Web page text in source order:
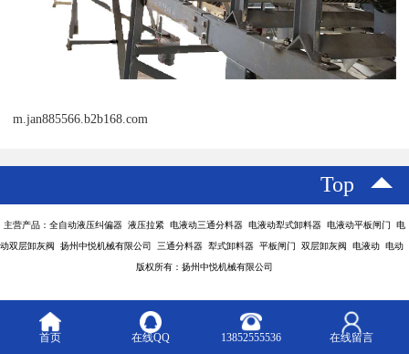
m.jan885566.b2b168.com
Top
主营产品：全自动液压纠偏器 液压拉紧 电液动三通分料器 电液动犁式卸料器 电液动平板闸门 电
动双层卸灰阀 扬州中悦机械有限公司 三通分料器 犁式卸料器 平板闸门 双层卸灰阀 电液动 电动
版权所有：扬州中悦机械有限公司
首页 在线QQ 13852555536 在线留言